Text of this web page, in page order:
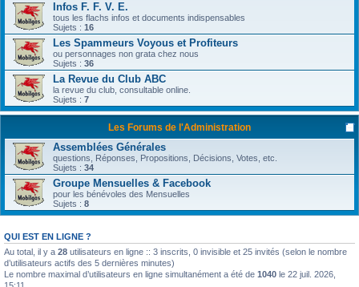
Infos F. F. V. E.
tous les flachs infos et documents indispensables
Sujets : 16
Les Spammeurs Voyous et Profiteurs
ou personnages non grata chez nous
Sujets : 36
La Revue du Club ABC
la revue du club, consultable online.
Sujets : 7
Les Forums de l'Administration
Assemblées Générales
questions, Réponses, Propositions, Décisions, Votes, etc.
Sujets : 34
Groupe Mensuelles & Facebook
pour les bénévoles des Mensuelles
Sujets : 8
QUI EST EN LIGNE ?
Au total, il y a 28 utilisateurs en ligne :: 3 inscrits, 0 invisible et 25 invités (selon le nombre
d’utilisateurs actifs des 5 dernières minutes)
Le nombre maximal d’utilisateurs en ligne simultanément a été de 1040 le 22 juil. 2026,